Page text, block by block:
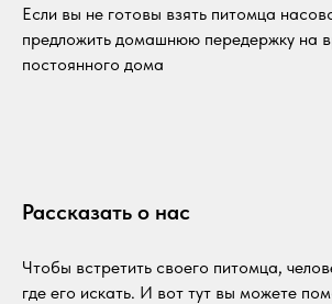
Если вы не готовы взять питомца
предложить домашнюю передержку на
постоянного дома
Рассказать о нас
Чтобы встретить своего питомца,
где его искать. И вот тут вы можете